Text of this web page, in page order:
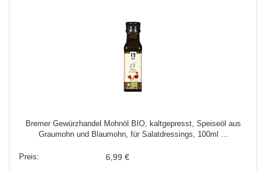
Bremer Gewürzhandel Mohnöl BIO, kaltgepresst, Speiseöl aus
Graumohn und Blaumohn, für Salatdressings, 100ml ...
6,99 €